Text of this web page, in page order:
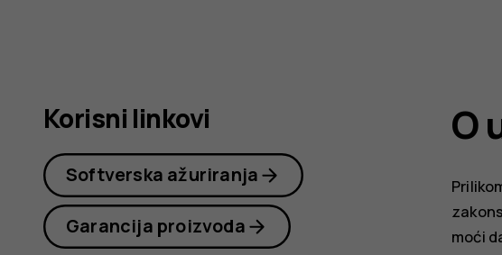
G21 O
moći
Korisni linkovi
Softverska ažuriranja
Garancija proizvoda